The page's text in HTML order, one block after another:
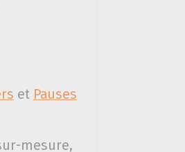
et Pauses
mesure,